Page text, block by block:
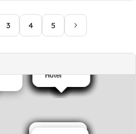
3 4 5
Hôtel
Hôtel
Hôtel
Hôtel
Hôtel
Hôtel
Hôtel
Hôtel
Hôtel